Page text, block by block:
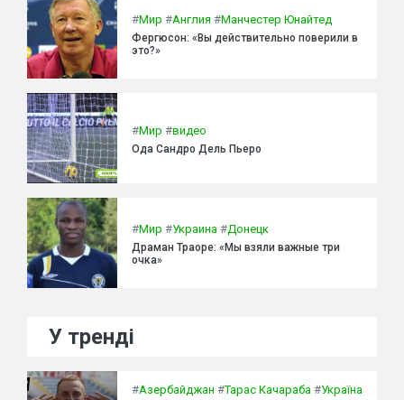
#Мир #Англия #Манчестер Юнайтед
Фергюсон: «Вы действительно поверили в
это?»
#Мир #видео
Ода Сандро Дель Пьеро
#Мир #Украина #Донецк
Драман Траоре: «Мы взяли важные три
очка»
У тренді
#Азербайджан #Тарас Качараба #Україна